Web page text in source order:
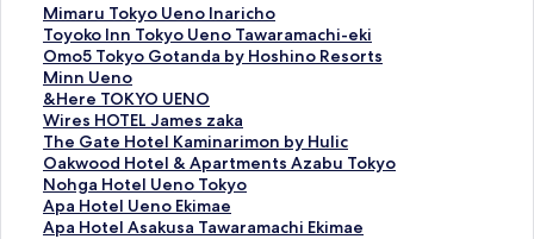
Mimaru Tokyo Ueno Inaricho
M
i
m
a
r
u
T
o
k
y
o
Toyoko Inn Tokyo Ueno Tawaramachi-eki
T
o
y
o
k
o
I
n
n
T
Omo5 Tokyo Gotanda by Hoshino Resorts
O
m
o
5
T
o
k
y
o
Minn Ueno
M
i
n
n
U
e
n
o
&Here TOKYO UENO
&
H
e
r
e
T
O
Wires HOTEL James zaka
W
i
r
e
s
H
The Gate Hotel Kaminarimon by Hulic
T
h
e
G
a
Oakwood Hotel & Apartments Azabu Tokyo
O
a
k
w
Nohga Hotel Ueno Tokyo
N
o
h
Apa Hotel Ueno Ekimae
A
p
Apa Hotel Asakusa Tawaramachi Ekimae
A